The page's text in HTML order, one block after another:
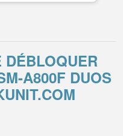
DÉBLOQUER
A800F DUOS